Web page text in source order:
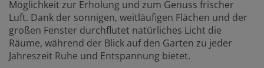
Möglichkeit zur Erholung und zum Genuss frischer
Luft. Dank der sonnigen, weitläufigen Flächen und der
großen Fenster durchflutet natürliches Licht die
Räume, während der Blick auf den Garten zu jeder
Jahreszeit Ruhe und Entspannung bietet.